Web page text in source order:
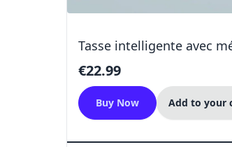
Tasse intelligente avec
€22.99
Buy Now Add to your